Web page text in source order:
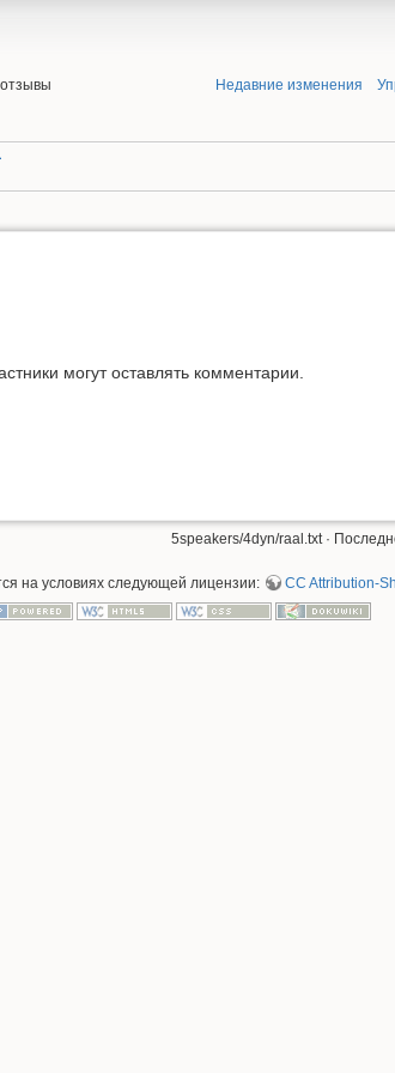
Недавние изменения
могут оставлять комментарии.
5speakers/4dyn/raal.txt·
на условиях следующей лицензии: CC Attribution-